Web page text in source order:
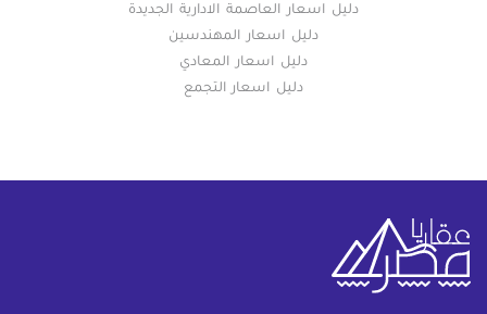
دليل اسعار العاصمة الادارية الجديدة
دليل اسعار المهندسين
دليل اسعار المعادي
دليل اسعار التجمع